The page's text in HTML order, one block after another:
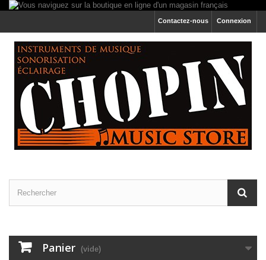
Connexion
Contactez-nous
Panier (vide)